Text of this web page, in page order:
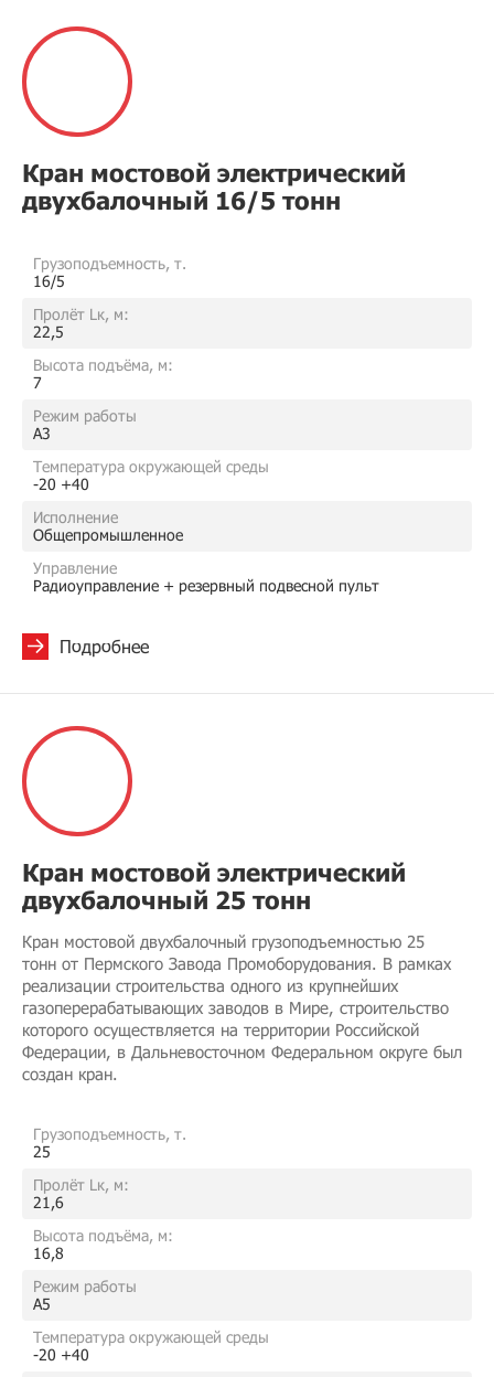
Кран мостовой электрический
двухбалочный 16/5 тонн
Грузоподъемность, т.
16/5
Пролёт Lк, м:
22,5
Высота подъёма, м:
7
Режим работы
A3
Температура окружающей среды
-20 +40
Исполнение
Общепромышленное
Управление
Радиоуправление + резервный подвесной пульт
Подробнее
Кран мостовой электрический
двухбалочный 25 тонн
Кран мостовой двухбалочный грузоподъемностью 25
тонн от Пермского Завода Промоборудования. В рамках
реализации строительства одного из крупнейших
газоперерабатывающих заводов в Мире, строительство
которого осуществляется на территории Российской
Федерации, в Дальневосточном Федеральном округе был
создан кран.
Грузоподъемность, т.
25
Пролёт Lк, м:
21,6
Высота подъёма, м:
16,8
Режим работы
A5
Температура окружающей среды
-20 +40